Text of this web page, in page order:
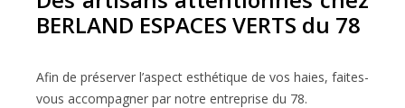
BERLAND ESPACES VERTS du 78
Afin de préserver l’aspect esthétique de vos haies, faites-
vous accompagner par notre entreprise du 78.